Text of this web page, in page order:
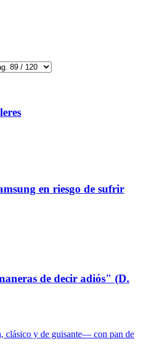
en riesgo de sufrir
de decir adiós" (D.